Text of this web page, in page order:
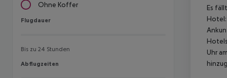
Ohne Koffer
Flugdauer
Flugdauer
Bis zu 24 Stunden
Abflugzeiten
Abflugzeiten
Es
Hotel:
Uhr